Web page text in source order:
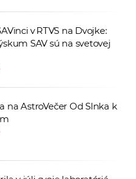
v RTVS na Dvojke:
SAV sú na svetovej
na AstroVečer Od Slnka k